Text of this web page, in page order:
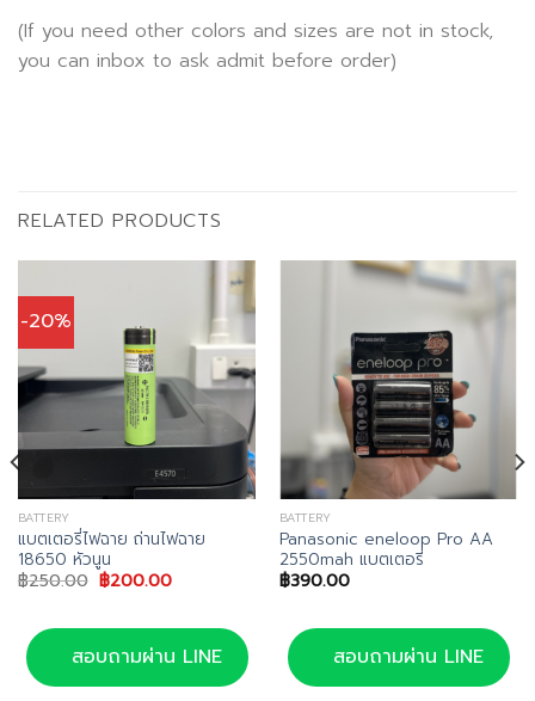
(If you need other colors and sizes are not in stock,
you can inbox to ask admit before order)
RELATED PRODUCTS
-20%
BATTERY
แบตเตอรี่ไฟฉาย ถ่านไฟฉาย
18650 หัวนูน
฿250.00 Original
price
฿250.00.
฿200.00Current
฿200.00.
สอบถามผ่าน LINE
BATTERY
Panasonic eneloop Pro AA
2550mah แบตเตอรี่
฿390.00
สอบถามผ่าน LINE